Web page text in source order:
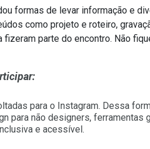
formas de levar informação e
como projeto e roteiro,
parte do encontro. Não
para o Instagram. Dessa
para não designers, ferramentas
e acessível.